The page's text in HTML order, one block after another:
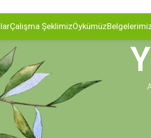
Çalışma ŞeklimizÖykümüz
Yumurtalı Ispanak